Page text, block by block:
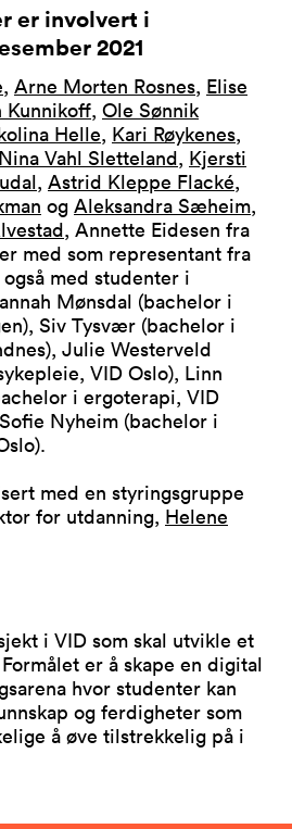
er involvert i
2021
, Arne Morten Rosnes, Elise
Kunnikoff, Ole Sønnik
Helle, Kari Røykenes,
Nina Vahl Sletteland, Kjersti
, Astrid Kleppe Flacké,
og Aleksandra Sæheim,
, Annette Eidesen fra
med som representant fra
med studenter i
Mønsdal (bachelor i
Siv Tysvær (bachelor i
Julie Westerveld
VID Oslo), Linn
i ergoterapi, VID
Nyheim (bachelor i
med en styringsgruppe
for utdanning, Helene
i VID som skal utvikle et
er å skape en digital
hvor studenter kan
og ferdigheter som
å øve tilstrekkelig på i